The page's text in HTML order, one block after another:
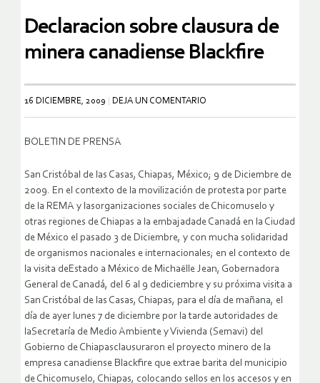
Declaracion sobre clausura de
minera canadiense Blackfire
16 DICIEMBRE, 2009 DEJA UN COMENTARIO
BOLETIN DE PRENSA
San Cristóbal de las Casas, Chiapas, México; 9 de Diciembre de
2009. En el contexto de la movilización de protesta por parte
de la REMA y lasorganizaciones sociales de Chicomuselo y
otras regiones de Chiapas a la embajadade Canadá en la Ciudad
de México el pasado 3 de Diciembre, y con mucha solidaridad
de organismos nacionales e internacionales; en el contexto de
la visita deEstado a México de Michaëlle Jean, Gobernadora
General de Canadá, del 6 al 9 dediciembre y su próxima visita a
San Cristóbal de las Casas, Chiapas, para el día de mañana, el
día de ayer lunes 7 de diciembre por la tarde autoridades de
laSecretaría de Medio Ambiente y Vivienda (Semavi) del
Gobierno de Chiapasclausuraron el proyecto minero de la
empresa canadiense Blackfire que extrae barita del municipio
de Chicomuselo, Chiapas, colocando sellos en los accesos y en